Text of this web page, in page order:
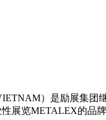
）是励展集团
展览METALEX的品